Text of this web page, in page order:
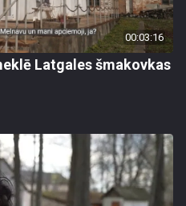
00:03:16
Latgales šmakovkas